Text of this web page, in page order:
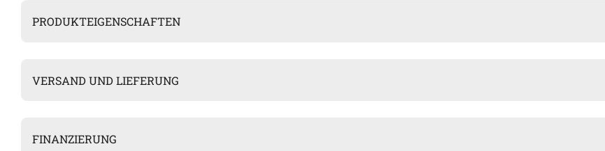
PRODUKTEIGENSCHAFTEN
VERSAND UND LIEFERUNG
FINANZIERUNG